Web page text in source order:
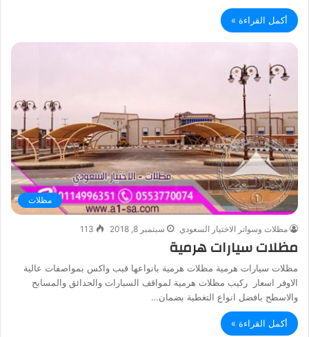
أكمل القراءة »
مظلات
مظلات وسواتر الاختيار السعودي سبتمبر 8, 2018 113
مظلات سيارات هرمية
مظلات سيارات هرمية مظلات هرمية بانواعها قبب واكس بمواصفات عالية
الاوفر اسعار ركيب مظلات هرمية لمواقف السيارات والحدائق والمسابح
والاسطح بافضل انواع التغطية بضمان…
أكمل القراءة »